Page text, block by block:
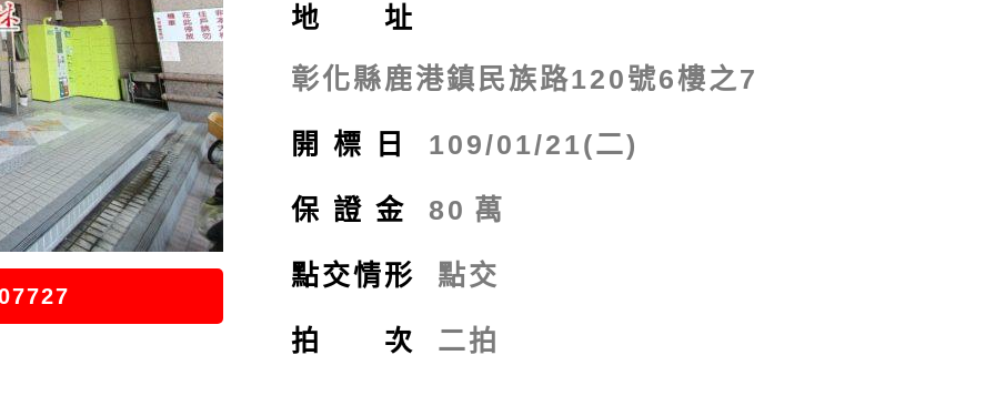
地 址
彰化縣鹿港鎮民族路120號6樓之7
開標日 109/01/21(二)
保證金 80 萬
點交情形 點交
拍 次 二拍